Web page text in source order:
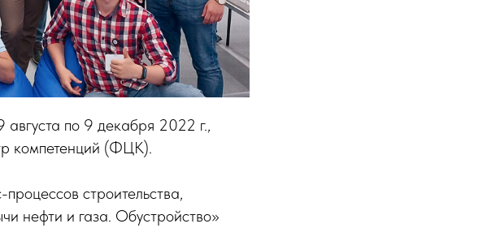
по 9 декабря 2022 г.,
компетенций (ФЦК).
строительства,
нефти и газа. Обустройство»